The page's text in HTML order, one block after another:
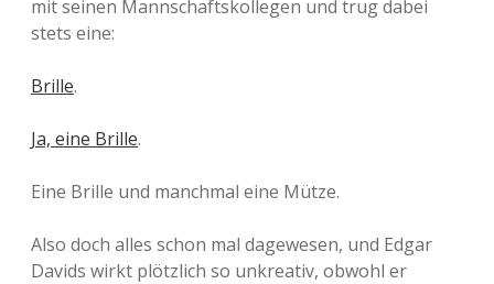
mit seinen Mannschaftskollegen und trug dabei
stets eine:
Brille.
Ja, eine Brille.
Eine Brille und manchmal eine Mütze.
Also doch alles schon mal dagewesen, und Edgar
Davids wirkt plötzlich so unkreativ, obwohl er